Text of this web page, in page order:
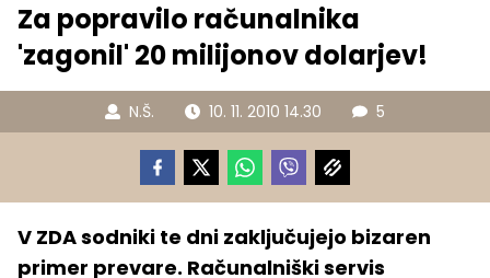
Za popravilo računalnika
'zagonil' 20 milijonov dolarjev!
N.Š. 10. 11. 2010 14.30 5
V ZDA sodniki te dni zaključujejo bizaren
primer prevare. Računalniški servis